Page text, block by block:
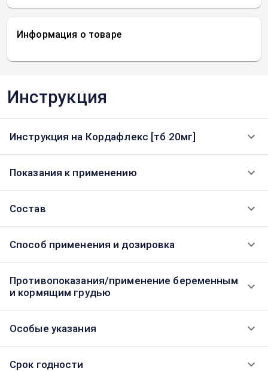
Информация о товаре
Инструкция
Инструкция на Кордафлекс [тб 20мг]
Показания к применению
Состав
Способ применения и дозировка
Противопоказания/применение беременным
и кормящим грудью
Особые указания
Срок годности